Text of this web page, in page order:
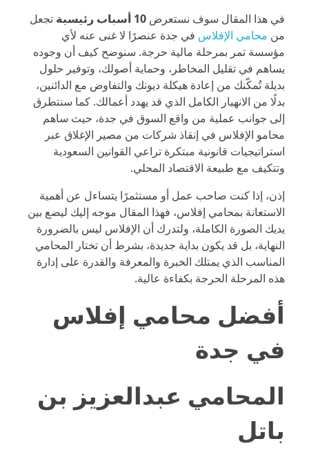
في هذا المقال سوف نستعرض 10 أسباب رئيسية
تجعل
من محامي الإفلاس في جدة عنصرًا لا غنى عنه لأي
مؤسسة تمر بمرحلة مالية حرجة. سنوضح كيف أن وجوده
يساهم في تقليل المخاطر، وحماية أصولك، وتوفير حلول
بديلة تُمكّنك من إعادة هيكلة ديونك والتفاوض مع الدائنين،
بدلًا من الانهيار الكامل الذي قد يهدد أعمالك. كما سنتطرق
إلى جوانب عملية من واقع السوق في جدة، حيث ساهم
محامو الإفلاس في إنقاذ شركات من مصير الإغلاق عبر
استراتيجيات قانونية مبتكرة تراعي القوانين السعودية
وتتكيف مع طبيعة الاقتصاد المحلي.
إذن، إذا كنت صاحب عمل أو مستثمرًا يتساءل عن أهمية
الاستعانة بمحامي إفلاس، فهذا المقال موجه إليك ليضع بين
يديك الصورة الكاملة، ولتدرك أن الإفلاس ليس بالضرورة
النهاية، بل قد يكون بداية جديدة، بشرط أن تختار المحامي
المناسب الذي يمتلك الخبرة والمعرفة والقدرة على إدارة
هذه المرحلة الحرجة بكفاءة عالية.
أفضل محامي إفلاس
في جدة
المحامي عبدالعزيز بن
باتل